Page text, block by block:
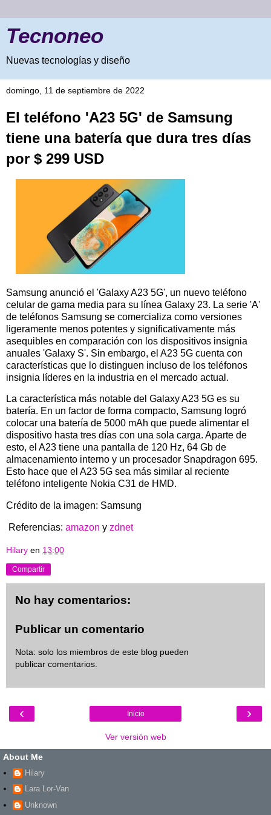
Tecnoneo
Nuevas tecnologías y diseño
domingo, 11 de septiembre de 2022
El teléfono 'A23 5G' de Samsung
tiene una batería que dura tres días
por $ 299 USD
Samsung anunció el 'Galaxy A23 5G', un nuevo teléfono
celular de gama media para su línea Galaxy 23. La serie 'A'
de teléfonos Samsung se comercializa como versiones
ligeramente menos potentes y significativamente más
asequibles en comparación con los dispositivos insignia
anuales 'Galaxy S'. Sin embargo, el A23 5G cuenta con
características que lo distinguen incluso de los teléfonos
insignia líderes en la industria en el mercado actual.
La característica más notable del Galaxy A23 5G es su
batería. En un factor de forma compacto, Samsung logró
colocar una batería de 5000 mAh que puede alimentar el
dispositivo hasta tres días con una sola carga. Aparte de
esto, el A23 tiene una pantalla de 120 Hz, 64 Gb de
almacenamiento interno y un procesador Snapdragon 695.
Esto hace que el A23 5G sea más similar al reciente
teléfono inteligente Nokia C31 de HMD.
Crédito de la imagen: Samsung
Referencias: amazon y zdnet
Hilary en 13:00
Compartir
No hay comentarios:
Publicar un comentario
Nota: solo los miembros de este blog pueden
publicar comentarios.
‹ ›
Inicio
Ver versión web
About Me
Hilary
Lara Lor-Van
Unknown